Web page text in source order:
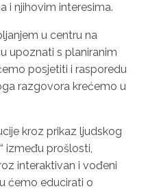
i njihovim interesima.
u centru na
upoznati s planiranim
posjetiti i rasporedu
razgovora krećemo u
kroz prikaz ljudskog
između prošlosti,
interaktivan i vođeni
ćemo educirati o